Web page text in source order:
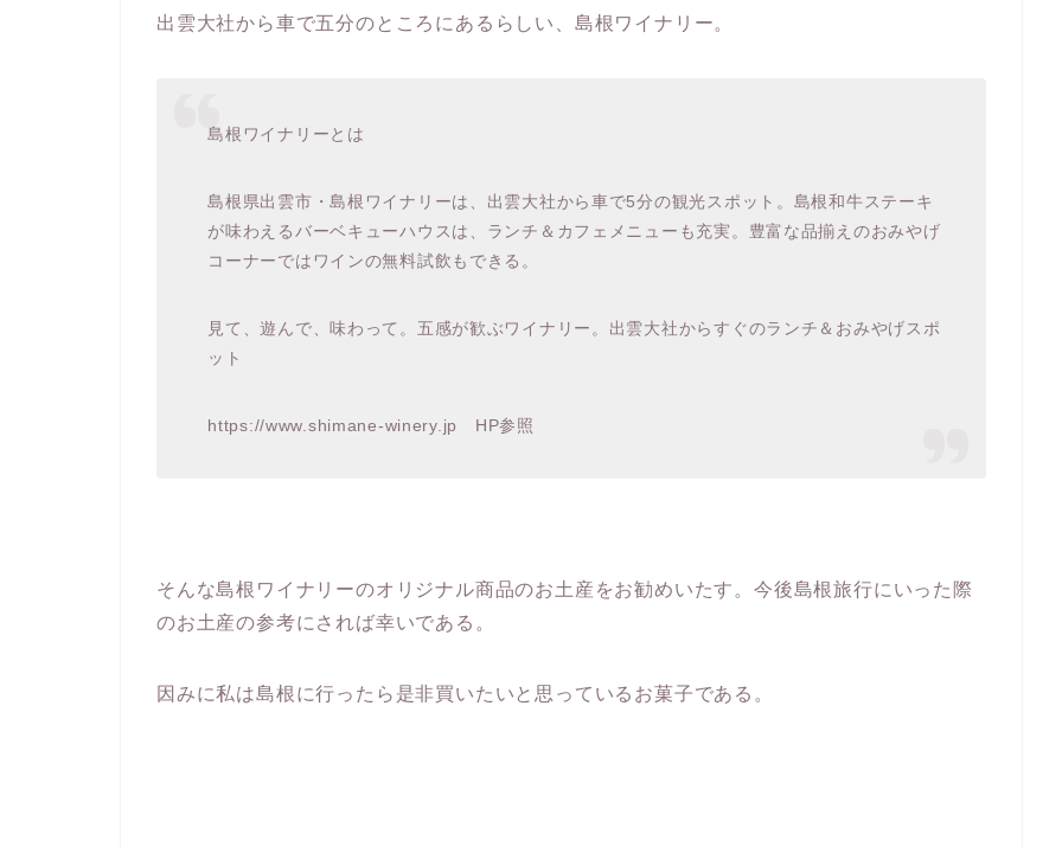
出雲大社から車で五分のところにあるらしい、島根ワイナリー。
島根ワイナリーとは
島根県出雲市・島根ワイナリーは、出雲大社から車で5分の観光スポット。島根和牛ステーキ
が味わえるバーベキューハウスは、ランチ＆カフェメニューも充実。豊富な品揃えのおみやげ
コーナーではワインの無料試飲もできる。
見て、遊んで、味わって。五感が歓ぶワイナリー。出雲大社からすぐのランチ＆おみやげスポ
ット
https://www.shimane-winery.jp HP参照
そんな島根ワイナリーのオリジナル商品のお土産をお勧めいたす。今後島根旅行にいった際
のお土産の参考にされば幸いである。
因みに私は島根に行ったら是非買いたいと思っているお菓子である。